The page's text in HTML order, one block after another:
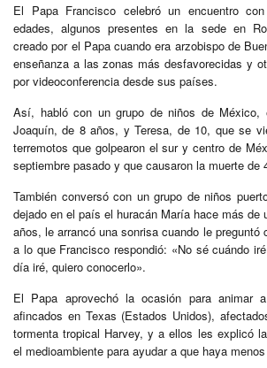
El Papa Francisco celebró un encuentro
edades, algunos presentes en la sede en
creado por el Papa cuando era arzobispo de
enseñanza a las zonas más desfavorecidas y
por videoconferencia desde sus países.
Así, habló con un grupo de niños de México,
Joaquín, de 8 años, y Teresa, de 10, que se
terremotos que golpearon el sur y centro de
septiembre pasado y que causaron la muerte de
También conversó con un grupo de niños
dejado en el país el huracán María hace más de
años, le arrancó una sonrisa cuando le preguntó
a lo que Francisco respondió: «No sé cuándo
día iré, quiero conocerlo».
El Papa aprovechó la ocasión para animar
afincados en Texas (Estados Unidos),
tormenta tropical Harvey, y a ellos les explicó
el medioambiente para ayudar a que haya